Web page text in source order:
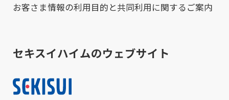
お客さま情報の利用目的と共同利用に関するご案内
セキスイハイムのウェブサイト